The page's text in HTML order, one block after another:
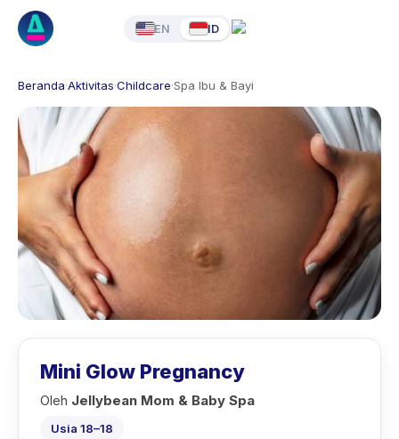
EN ID
Beranda·Aktivitas·Childcare·Spa Ibu & Bayi
Mini Glow Pregnancy
Oleh Jellybean Mom & Baby Spa
Usia 18–18